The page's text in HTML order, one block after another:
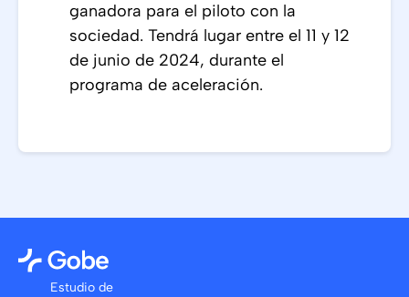
ganadora para el piloto con la
sociedad. Tendrá lugar entre el 11 y 12
de junio de 2024, durante el
programa de aceleración.
Estudio de